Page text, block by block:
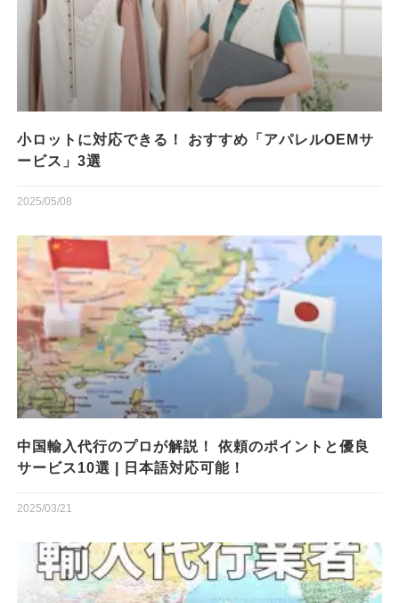
小ロットに対応できる！ おすすめ「アパレルOEMサ
ービス」3選
2025/05/08
中国輸入代行のプロが解説！ 依頼のポイントと優良
サービス10選 | 日本語対応可能！
2025/03/21